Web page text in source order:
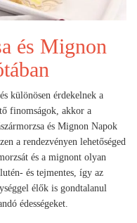
és Mignon
különösen érdekelnek a
finomságok, akkor a
és Mignon Napok
a rendezvényen lehetőséged
és a mignont olyan
és tejmentes, így az
élők is gondtalanul
édességeket.